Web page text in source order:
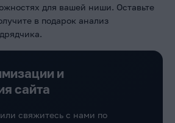
для вашей ниши. Оставьте
в подарок анализ
и
сайта
или свяжитесь с нами по